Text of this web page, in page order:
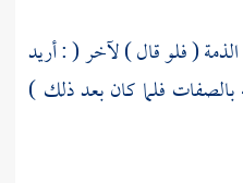
( فلو قال ) لآخر ( : أريد
فلما كان بعد ذلك )